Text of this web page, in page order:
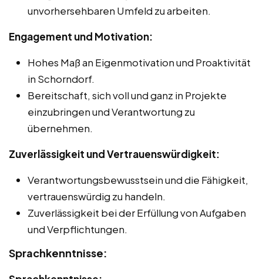
unvorhersehbaren Umfeld zu arbeiten.
Engagement und Motivation:
Hohes Maß an Eigenmotivation und Proaktivität
in Schorndorf.
Bereitschaft, sich voll und ganz in Projekte
einzubringen und Verantwortung zu
übernehmen.
Zuverlässigkeit und Vertrauenswürdigkeit:
Verantwortungsbewusstsein und die Fähigkeit,
vertrauenswürdig zu handeln.
Zuverlässigkeit bei der Erfüllung von Aufgaben
und Verpflichtungen.
Sprachkenntnisse: